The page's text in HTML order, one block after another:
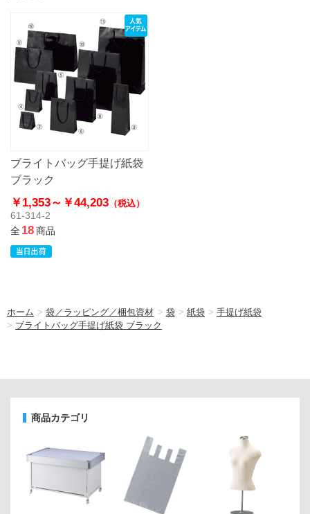
ブライトバッグ手提げ紙袋
ブラック
￥1,353～ ￥44,203 （税込）
61-314-2
全18商品
ホーム >袋／ラッピング／梱包資材 > 袋 > 紙袋 > 手提げ紙袋
> ブライトバッグ手提げ紙袋 ブラック
商品カテゴリ